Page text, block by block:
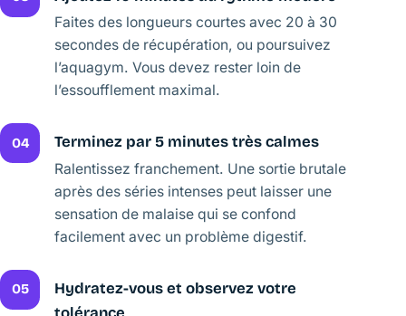
Faites des longueurs courtes avec 20 à 30
secondes de récupération, ou poursuivez
l’aquagym. Vous devez rester loin de
l’essoufflement maximal.
04 Terminez par 5 minutes très calmes
Ralentissez franchement. Une sortie brutale
après des séries intenses peut laisser une
sensation de malaise qui se confond
facilement avec un problème digestif.
05
Hydratez-vous et observez votre